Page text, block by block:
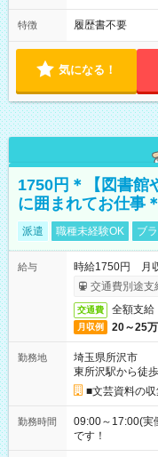
特徴 履歴書不要
気になる！
1750円＊【図書館
に囲まれてお仕事
派遣 職種未経験OK ブ
給与
時給1750円 月
交通費別途支
交通費 全額支給
月収例 20～25
勤務地
埼玉県所沢市
東所沢駅から徒
■文芸資料の
勤務時間
09:00～17:00(
です！